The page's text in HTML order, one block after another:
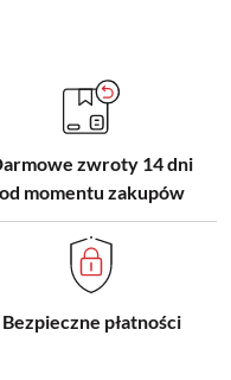
zwroty 14 dni
od momentu zakupów
Bezpieczne płatności